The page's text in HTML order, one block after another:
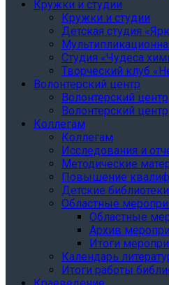
Кружки и студии
Кружки и студии
Детская студия
Студия «Чудеса
Творческий клуб
Волонтерский центр
Волонтерский центр
Волонтерский центр
Коллегам
Коллегам
Исследования и
Методические
Повышение
Детские
Областные
Областные
Архив
Итоги
Календарь
Итоги работы